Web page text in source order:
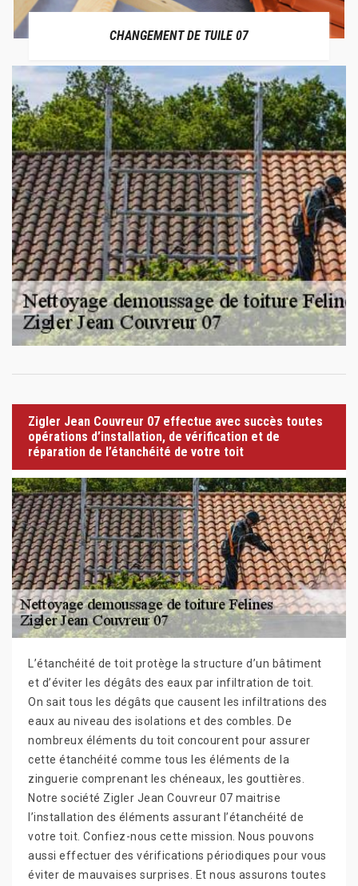
CHANGEMENT DE TUILE 07
Zigler Jean Couvreur 07 effectue avec succès toutes
opérations d’installation, de vérification et de
réparation de l’étanchéité de votre toit
L’étanchéité de toit protège la structure d’un bâtiment
et d’éviter les dégâts des eaux par infiltration de toit.
On sait tous les dégâts que causent les infiltrations des
eaux au niveau des isolations et des combles. De
nombreux éléments du toit concourent pour assurer
cette étanchéité comme tous les éléments de la
zinguerie comprenant les chéneaux, les gouttières.
Notre société Zigler Jean Couvreur 07 maitrise
l’installation des éléments assurant l’étanchéité de
votre toit. Confiez-nous cette mission. Nous pouvons
aussi effectuer des vérifications périodiques pour vous
éviter de mauvaises surprises. Et nous assurons toutes